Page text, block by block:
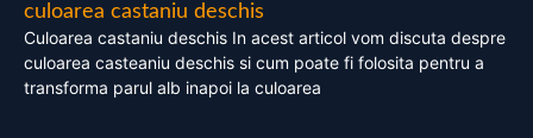
culoarea castaniu deschis
Culoarea castaniu deschis In acest articol vom discuta despre
culoarea casteaniu deschis si cum poate fi folosita pentru a
transforma parul alb inapoi la culoarea